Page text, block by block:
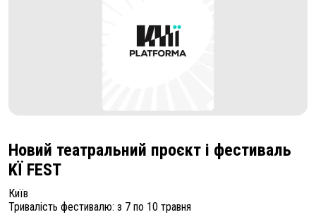
Новий театральний проєкт і фестиваль
KЇ FEST
Київ
Тривалість фестивалю: з 7 по 10 травня